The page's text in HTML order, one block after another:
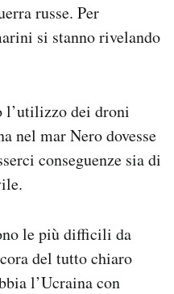
russe. Per
si stanno rivelando
l’utilizzo dei droni
nel mar Nero dovesse
conseguenze sia di
le più difficili da
del tutto chiaro
l’Ucraina con